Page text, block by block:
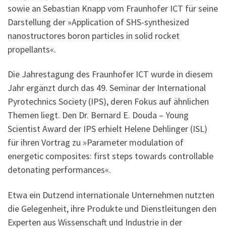
sowie an Sebastian Knapp vom Fraunhofer ICT für seine
Darstellung der »Application of SHS-synthesized
nanostructores boron particles in solid rocket
propellants«.
Die Jahrestagung des Fraunhofer ICT wurde in diesem
Jahr ergänzt durch das 49. Seminar der International
Pyrotechnics Society (IPS), deren Fokus auf ähnlichen
Themen liegt. Den Dr. Bernard E. Douda – Young
Scientist Award der IPS erhielt Helene Dehlinger (ISL)
für ihren Vortrag zu »Parameter modulation of
energetic composites: first steps towards controllable
detonating performances«.
Etwa ein Dutzend internationale Unternehmen nutzten
die Gelegenheit, ihre Produkte und Dienstleitungen den
Experten aus Wissenschaft und Industrie in der